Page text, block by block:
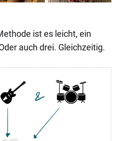
ist es leicht, ein
auch drei. Gleichzeitig.